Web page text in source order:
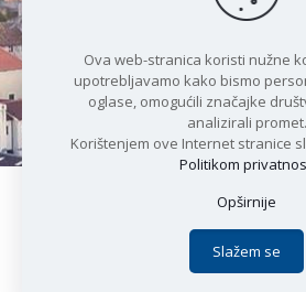
Čudesan spoj
prirode
Copyright © 2021 Općina Karlobag |
Politika privatnosti
Apoc IT
Ova web-stranica koristi nužne
upotrebljavamo kako bismo
oglase, omogućili značajke
analizirali promet.
Korištenjem ove Internet stranice
Politikom
Opširnije
Slažem se